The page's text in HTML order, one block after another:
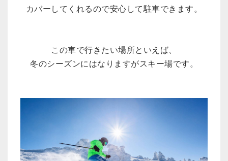
カバーしてくれるので安心して駐車できます。
この車で行きたい場所といえば、
冬のシーズンにはなりますがスキー場です。